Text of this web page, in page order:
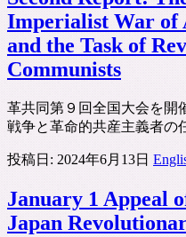
Imperialist War of
and the Task of
Communists
革共同第９回全国大会を
戦争と革命的共産主義者の
投稿日: 2024年6月13日
January 1 Appeal
Japan